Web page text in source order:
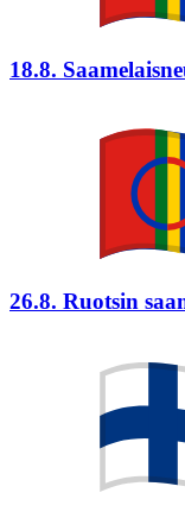
18.8.
26.8. Ruotsin